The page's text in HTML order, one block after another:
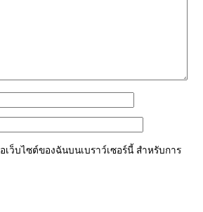
ว็บไซต์ของฉันบนเบราว์เซอร์นี้ สำหรับการ